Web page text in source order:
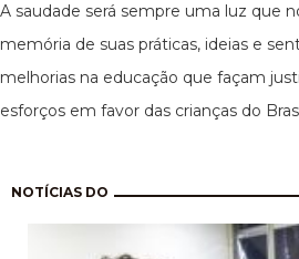
A saudade será sempre uma luz que
memória de suas práticas, ideias e
melhorias na educação que façam
esforços em favor das crianças do
NOTÍCIAS DO
Paginação